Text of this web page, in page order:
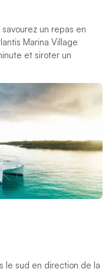
un repas en
Marina Village
et siroter un
le sud en direction de la